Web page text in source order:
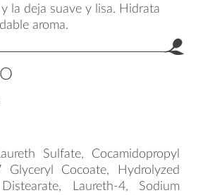
la deja suave y lisa. Hidrata
aroma.
Sulfate, Cocamidopropyl
Glyceryl Cocoate, Hydrolyzed
Laureth-4, Sodium